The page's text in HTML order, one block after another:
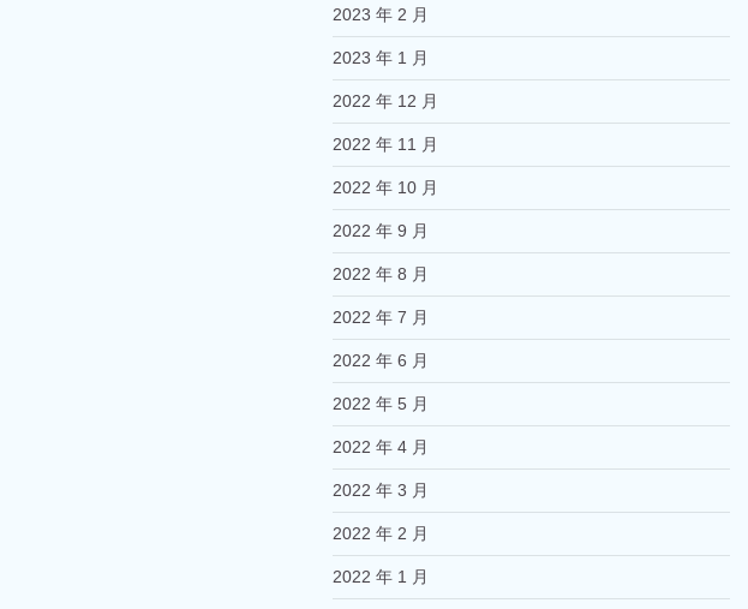
2023 年 2 月
2023 年 1 月
2022 年 12 月
2022 年 11 月
2022 年 10 月
2022 年 9 月
2022 年 8 月
2022 年 7 月
2022 年 6 月
2022 年 5 月
2022 年 4 月
2022 年 3 月
2022 年 2 月
2022 年 1 月